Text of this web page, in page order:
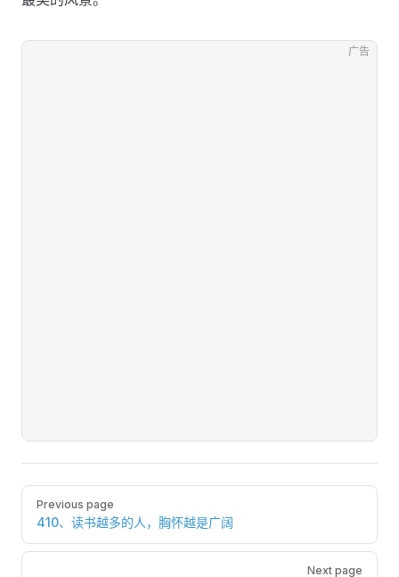
广告
Pager
Previous page
410、读书越多的人，胸怀越是广阔
Next page